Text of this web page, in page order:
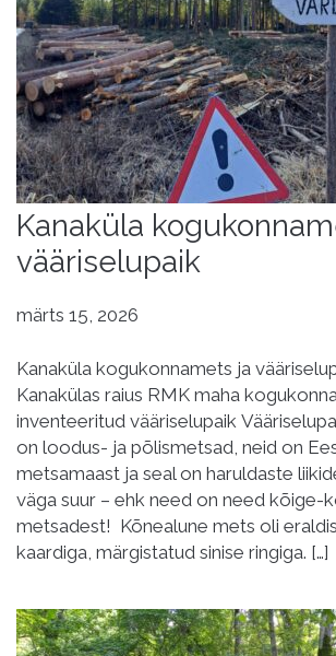
Kanaküla
vääriselupaik
märts 15, 2026
Kanaküla kogukonnamets ja
Kanakülas raius RMK maha
inventeeritud vääriselupaik
on loodus- ja põlismetsad, neid on
metsamaast ja seal on haruldaste
väga suur – ehk need on need kõige-
metsadest! Kõnealune mets oli
kaardiga, märgistatud sinise ringiga. […]